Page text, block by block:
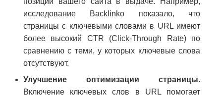
исследование Backlinko показало, что
страницы с ключевыми словами в URL имеют
более высокий CTR (Click-Through Rate) по
сравнению с теми, у которых ключевые слова
отсутствуют.
Улучшение оптимизации страницы.
Включение ключевых слов в URL помогает